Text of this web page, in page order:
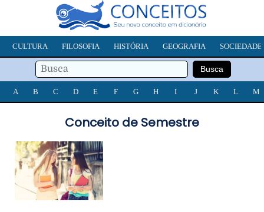
CULTURA FILOSOFIA HISTÓRIA GEOGRAFIA SOCIEDADE
A B C D E F G H I J K L M
Conceito de Semestre